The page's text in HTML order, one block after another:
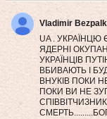
Vladimir
UA . УКРАЇНЦЮ
ЯДЕРНІ
УКРАЇНЦІВ
ВБИВАЮТЬ І
ВНУКІВ ПОКИ
ПОКИ ВИ НЕ